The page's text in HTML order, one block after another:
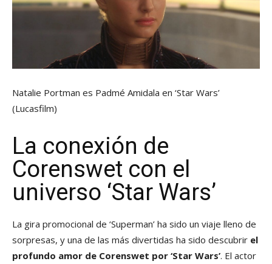
Natalie Portman es Padmé Amidala en ‘Star Wars’
(Lucasfilm)
La conexión de
Corenswet con el
universo ‘Star Wars’
La gira promocional de ‘Superman’ ha sido un viaje lleno de
sorpresas, y una de las más divertidas ha sido descubrir el
profundo amor de Corenswet por ‘Star Wars’. El actor